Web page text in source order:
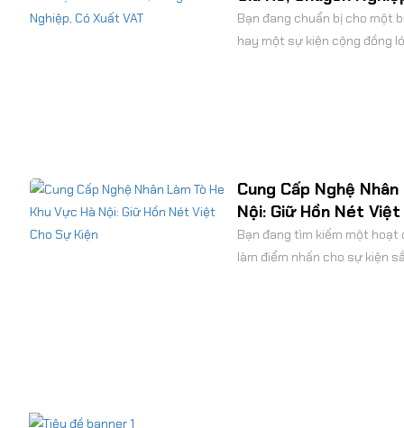
Bạn đang chuẩn bị cho một
hay một sự kiện cộng đồng
Cung Cấp Nghệ
Nội: Giữ Hồn Nét
Bạn đang tìm kiếm một hoạt
làm điểm nhấn cho sự kiện